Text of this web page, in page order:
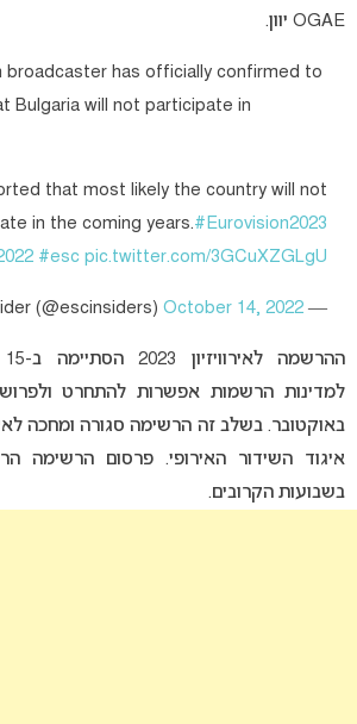
OGAE יוון.
has officially confirmed to
Bulgaria will not participate in
that most likely the country will not
in the coming years.#Eurovision2023
#esc pic.twitter.com/3GCuXZGLgU
— Eurovision Insider (@escinsiders)
October 14, 2022
באוקטובר. בשלב זה הרשימה סגורה ומחכה
איגוד השידור האירופי. פרסום הרשימה
בשבועות הקרובים.